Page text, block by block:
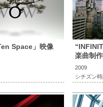
Space」映像
楽曲制作
2009
シチズン